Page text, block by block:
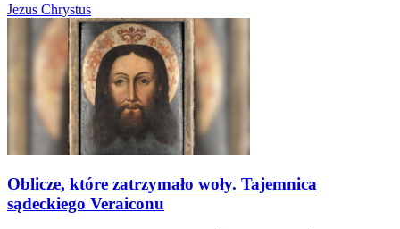
Jezus Chrystus
Oblicze, które zatrzymało woły. Tajemnica
sądeckiego Veraiconu